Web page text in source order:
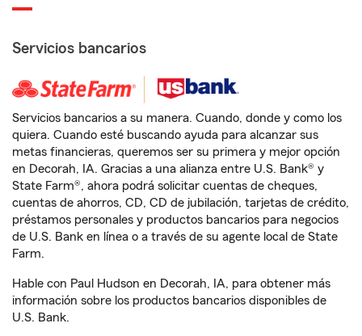
Servicios bancarios
Servicios bancarios a su manera. Cuando, donde y como los
quiera. Cuando esté buscando ayuda para alcanzar sus
metas financieras, queremos ser su primera y mejor opción
en Decorah, IA. Gracias a una alianza entre U.S. Bank® y
State Farm®, ahora podrá solicitar cuentas de cheques,
cuentas de ahorros, CD, CD de jubilación, tarjetas de crédito,
préstamos personales y productos bancarios para negocios
de U.S. Bank en línea o a través de su agente local de State
Farm.
Hable con Paul Hudson en Decorah, IA, para obtener más
información sobre los productos bancarios disponibles de
U.S. Bank.